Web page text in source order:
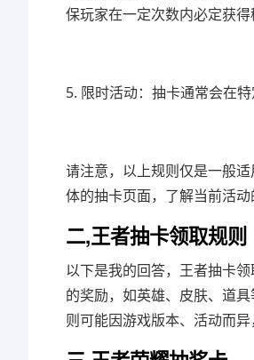
保玩家在一定次数内必定获得
5. 限时活动：抽卡通常会在
请注意，以上规则仅是一般
体的抽卡页面，了解当前活
二,王者抽卡领取规则
以下是我的回答，王者抽卡
的奖励，如英雄、皮肤、道
则可能因游戏版本、活动而